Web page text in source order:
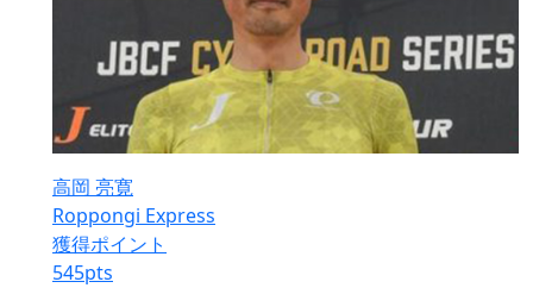
高岡 亮寛
Roppongi Express
獲得ポイント
545pts